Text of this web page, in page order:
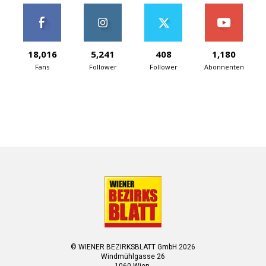
18,016
Fans
5,241
Follower
408
Follower
1,180
Abonnenten
© WIENER BEZIRKSBLATT GmbH 2026
Windmühlgasse 26